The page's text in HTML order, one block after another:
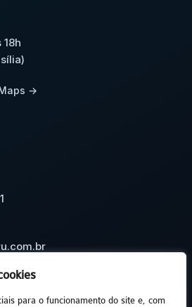
para o funcionamento do site e, com
→
úteis